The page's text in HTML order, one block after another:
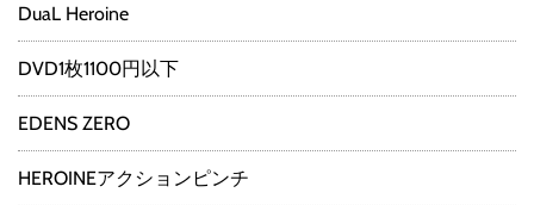
DuaL Heroine
DVD1枚1100円以下
EDENS ZERO
HEROINEアクションピンチ